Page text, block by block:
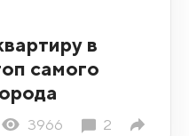
в
самого
3966 2